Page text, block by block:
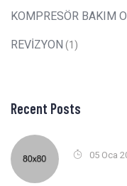
KOMPRESÖR BAKIM
REVİZYON(1)
Recent Posts
05 Oca